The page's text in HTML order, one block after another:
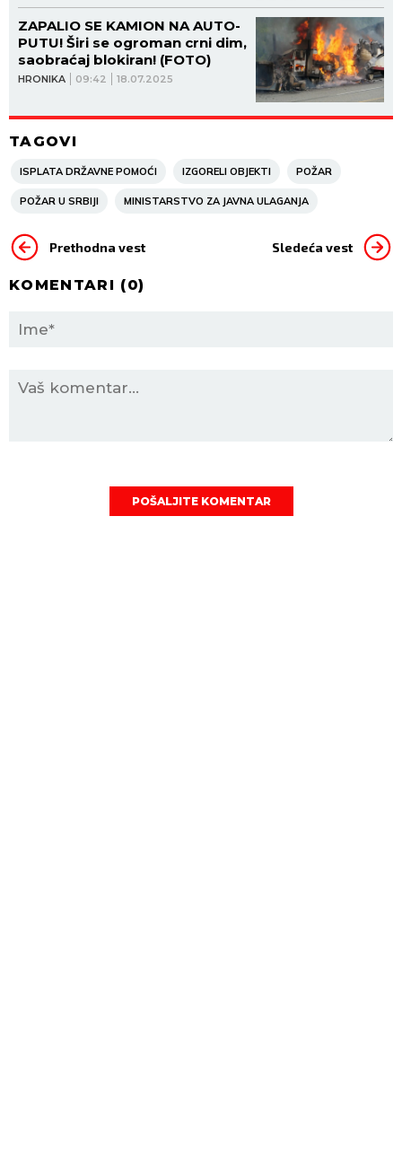
HRONIKA 09:42 18.07.2025
ZAPALIO SE KAMION NA AUTO-
PUTU! Širi se ogroman crni dim,
saobraćaj blokiran! (FOTO)
TAGOVI
ISPLATA DRŽAVNE POMOĆI IZGORELI OBJEKTI POŽAR
POŽAR U SRBIJI MINISTARSTVO ZA JAVNA ULAGANJA
Prethodna vest Sledeća vest
KOMENTARI (0)
POŠALJITE KOMENTAR